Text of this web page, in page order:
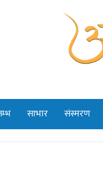
साभार संस्मरण